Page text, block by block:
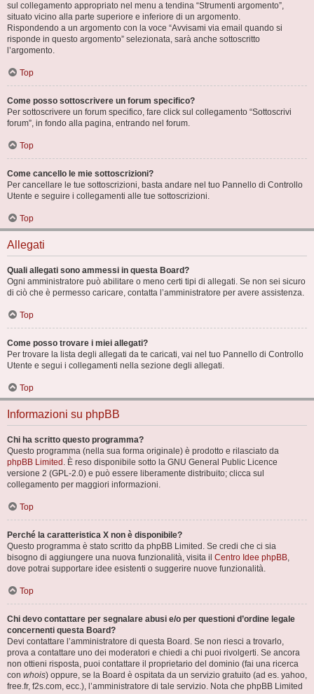
sul collegamento appropriato nel menu a tendina “Strumenti argomento”,
situato vicino alla parte superiore e inferiore di un argomento.
Rispondendo a un argomento con la voce “Avvisami via email quando si
risponde in questo argomento” selezionata, sarà anche sottoscritto
l’argomento.
Top
Come posso sottoscrivere un forum specifico?
Per sottoscrivere un forum specifico, fare click sul collegamento “Sottoscrivi
forum”, in fondo alla pagina, entrando nel forum.
Top
Come cancello le mie sottoscrizioni?
Per cancellare le tue sottoscrizioni, basta andare nel tuo Pannello di Controllo
Utente e seguire i collegamenti alle tue sottoscrizioni.
Top
Allegati
Quali allegati sono ammessi in questa Board?
Ogni amministratore può abilitare o meno certi tipi di allegati. Se non sei sicuro
di ciò che è permesso caricare, contatta l’amministratore per avere assistenza.
Top
Come posso trovare i miei allegati?
Per trovare la lista degli allegati da te caricati, vai nel tuo Pannello di Controllo
Utente e segui i collegamenti nella sezione degli allegati.
Top
Informazioni su phpBB
Chi ha scritto questo programma?
Questo programma (nella sua forma originale) è prodotto e rilasciato da
phpBB Limited . È reso disponibile sotto la GNU General Public Licence
versione 2 (GPL-2.0) e può essere liberamente distribuito; clicca sul
collegamento per maggiori informazioni.
Top
Perché la caratteristica X non è disponibile?
Questo programma è stato scritto da phpBB Limited. Se credi che ci sia
bisogno di aggiungere una nuova funzionalità, visita il Centro Idee phpBB,
dove potrai supportare idee esistenti o suggerire nuove funzionalità.
Top
Chi devo contattare per segnalare abusi e/o per questioni d’ordine legale
concernenti questa Board?
Devi contattare l’amministratore di questa Board. Se non riesci a trovarlo,
prova a contattare uno dei moderatori e chiedi a chi puoi rivolgerti. Se ancora
non ottieni risposta, puoi contattare il proprietario del dominio (fai una ricerca
con whois) oppure, se la Board è ospitata da un servizio gratuito (ad es. yahoo,
free.fr, f2s.com, ecc.), l’amministratore di tale servizio. Nota che phpBB Limited